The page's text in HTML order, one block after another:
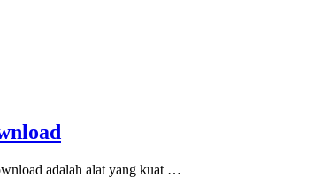
adalah alat yang kuat …